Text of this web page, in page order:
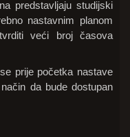
predstavljaju studijski
nastavnim planom
veći broj časova
prije početka nastave
da bude dostupan